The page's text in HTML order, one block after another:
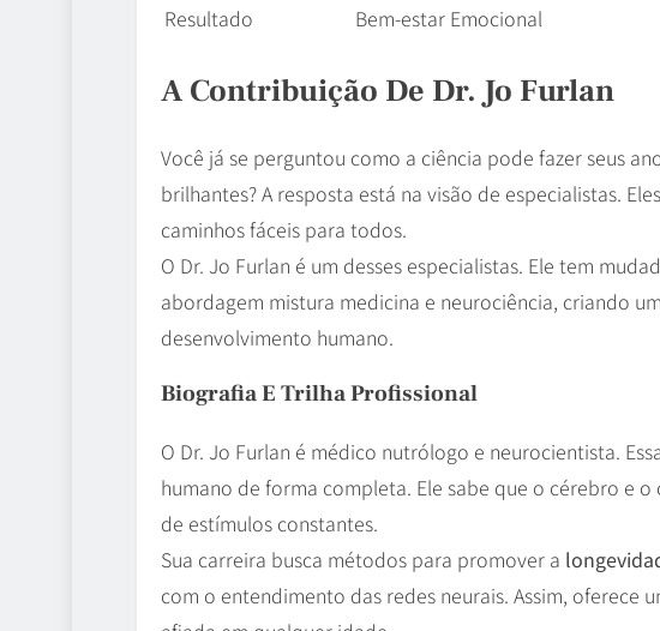
Resultado
Bem-estar Emocional
A Contribuição De Dr. Jo Furlan
Você já se perguntou como a ciência pode fazer seus
brilhantes? A resposta está na visão de especialistas.
caminhos fáceis para todos.
O Dr. Jo Furlan é um desses especialistas. Ele tem
abordagem mistura medicina e neurociência, criando
desenvolvimento humano.
Biografia E Trilha Profissional
O Dr. Jo Furlan é médico nutrólogo e neurocientista.
humano de forma completa. Ele sabe que o cérebro e
de estímulos constantes.
Sua carreira busca métodos para promover a
com o entendimento das redes neurais. Assim, oferece